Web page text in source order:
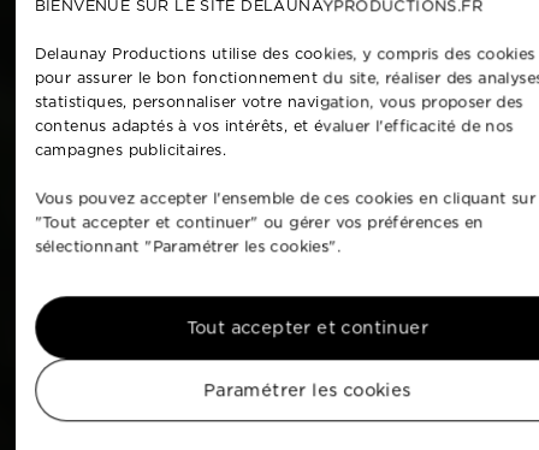
BIENVENUE SUR LE SITE DELAUNAYPRODUCTIONS.FR
Delaunay Productions utilise des cookies, y compris des
pour assurer le bon fonctionnement du site, réaliser des
statistiques, personnaliser votre navigation, vous proposer des
contenus adaptés à vos intérêts, et évaluer l'efficacité de nos
campagnes publicitaires.
Vous pouvez accepter l'ensemble de ces cookies en cliquant sur
"Tout accepter et continuer" ou gérer vos préférences en
sélectionnant "Paramétrer les cookies".
Paramétrer les cookies
Tout accepter et continuer